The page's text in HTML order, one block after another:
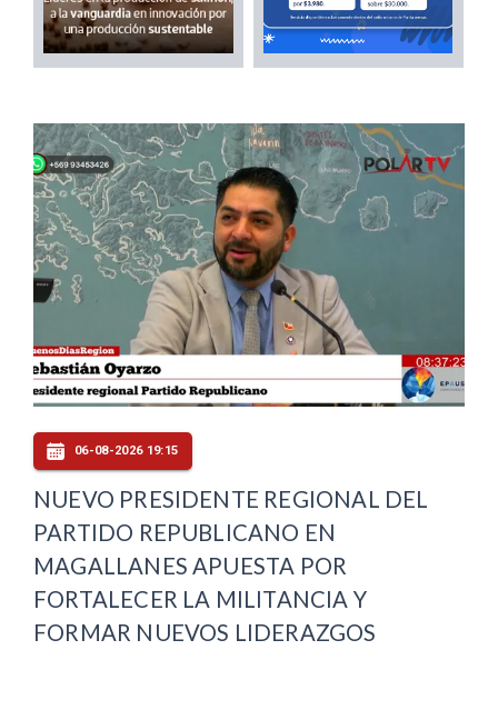
06-08-2026 19:15
NUEVO PRESIDENTE REGIONAL DEL
PARTIDO REPUBLICANO EN
MAGALLANES APUESTA POR
FORTALECER LA MILITANCIA Y
FORMAR NUEVOS LIDERAZGOS